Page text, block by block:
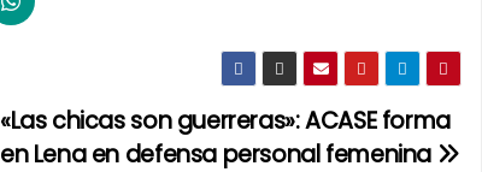
«Las chicas son guerreras»: ACASE forma
en Lena en defensa personal femenina